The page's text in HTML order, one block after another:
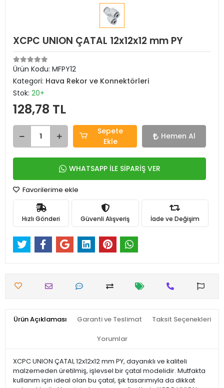
XCPC UNION ÇATAL 12x12x12 mm PY
Ürün Kodu: MFPY12
Kategori: Hava Rekor ve Konnektörleri
Stok: 20+
128,78 TL
Sepete
Ekle
Hemen Al
WHATSAPP İLE SİPARİŞ VER
Favorilerime ekle
Hızlı Gönderi Güvenli Alışveriş İade ve Değişim
Ürün Açıklaması Garanti ve Teslimat Taksit Seçenekleri
Yorumlar
XCPC UNION ÇATAL 12x12x12 mm PY, dayanıklı ve kaliteli
malzemeden üretilmiş, işlevsel bir çatal modelidir. Mutfakta
kullanım için ideal olan bu çatal, şık tasarımıyla da dikkat